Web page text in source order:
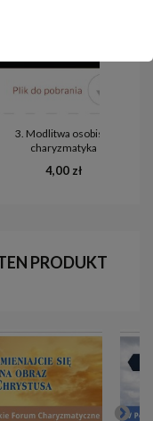
3. Modlitwa osobista
charyzmatyka
4,00 zł
PRODUKT